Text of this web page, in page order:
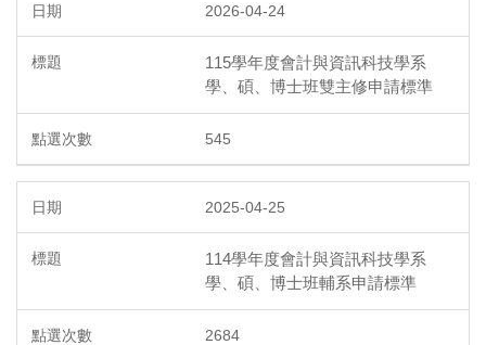
2026-04-24
115學年度會計與資訊科技學系
學、碩、博士班雙主修申請標準
545
2025-04-25
114學年度會計與資訊科技學系
學、碩、博士班輔系申請標準
2684